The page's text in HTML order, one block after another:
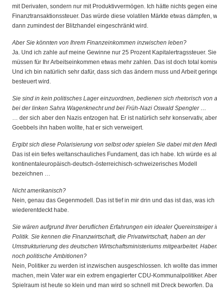
mit Derivaten, sondern nur mit Produktivvermögen. Ich hätte nichts gegen eine
Finanztransaktionssteuer. Das würde diese volatilen Märkte etwas dämpfen,
dann zumindest der Blitzhandel eingeschränkt wird.
Aber Sie könnten von Ihrem Finanzeinkommen inzwischen leben?
Ja. Und ich zahle auf meine Gewinne nur 25 Prozent Kapitalertragssteuer. Sie
müssen für Ihr Arbeitseinkommen etwas mehr zahlen. Das ist doch total
Und ich bin natürlich sehr dafür, dass sich das ändern muss und Arbeit
besteuert wird.
Sie sind in kein politisches Lager einzuordnen, bedienen sich rhetorisch von
bei der linken Sahra Wagenknecht und bei Früh-Nazi Oswald Spengler …
… der sich aber den Nazis entzogen hat. Er ist natürlich sehr konservativ,
Goebbels ihn haben wollte, hat er sich verweigert.
Ergibt sich diese Polarisierung von selbst oder spielen Sie dabei mit den
Das ist ein tiefes weltanschauliches Fundament, das ich habe. Ich würde es
kontinentaleuropäisch-deutsch-österreichisch-schweizerisches Modell
bezeichnen …
Nicht amerikanisch?
Nein, genau das Gegenmodell. Das ist tief in mir drin und das ist das, was ich
wiederentdeckt habe.
Sie wären aufgrund Ihrer beruflichen Erfahrungen ein idealer Quereinsteiger
Politik. Sie kennen die Finanzwirtschaft, die Privatwirtschaft, haben an der
Umstrukturierung des deutschen Wirtschaftsministeriums mitgearbeitet.
noch politische Ambitionen?
Nein, Politiker zu werden ist inzwischen ausgeschlossen. Ich wollte das immer
machen, mein Vater war ein extrem engagierter CDU-Kommunalpolitiker.
Spielraum ist heute so klein und man wird so schnell mit Dreck beworfen. Da